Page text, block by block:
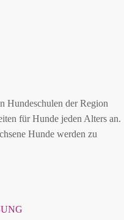
Hundeschulen der Region
für Hunde jeden Alters an.
Hunde werden zu